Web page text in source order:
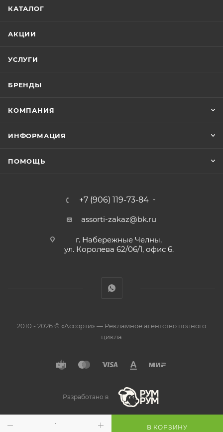
В КОРЗИНУ
КАТАЛОГ
АКЦИИ
УСЛУГИ
БРЕНДЫ
КОМПАНИЯ
ИНФОРМАЦИЯ
ПОМОЩЬ
+7 (906) 119-73-84
assorti-zakaz@bk.ru
г. Набережные Челны,
ул. Королева 62/06/1, офис 6.
2010 - 2026 © «Ассорти» — Рекламное агентство полного
цикла
Разработано в